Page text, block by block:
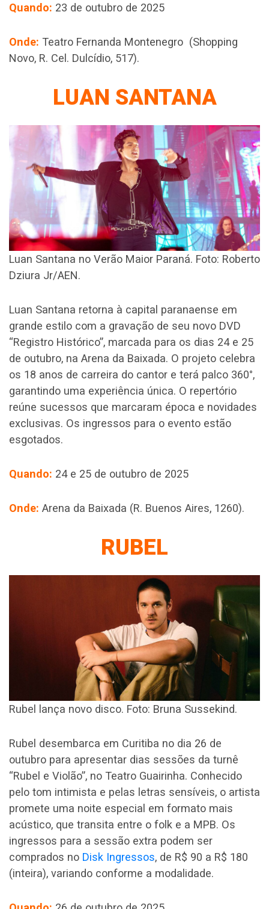
Quando: 23 de outubro de 2025
Onde: Teatro Fernanda Montenegro (Shopping
Novo, R. Cel. Dulcídio, 517).
LUAN SANTANA
Luan Santana no Verão Maior Paraná. Foto: Roberto
Dziura Jr/AEN.
Luan Santana retorna à capital paranaense em
grande estilo com a gravação de seu novo DVD
“Registro Histórico”, marcada para os dias 24 e 25
de outubro, na Arena da Baixada. O projeto celebra
os 18 anos de carreira do cantor e terá palco 360°,
garantindo uma experiência única. O repertório
reúne sucessos que marcaram época e novidades
exclusivas. Os ingressos para o evento estão
esgotados.
Quando: 24 e 25 de outubro de 2025
Onde: Arena da Baixada (R. Buenos Aires, 1260).
RUBEL
Rubel lança novo disco. Foto: Bruna Sussekind.
Rubel desembarca em Curitiba no dia 26 de
outubro para apresentar dias sessões da turnê
“Rubel e Violão”, no Teatro Guairinha. Conhecido
pelo tom intimista e pelas letras sensíveis, o artista
promete uma noite especial em formato mais
acústico, que transita entre o folk e a MPB. Os
ingressos para a sessão extra podem ser
comprados no Disk Ingressos, de R$ 90 a R$ 180
(inteira), variando conforme a modalidade.